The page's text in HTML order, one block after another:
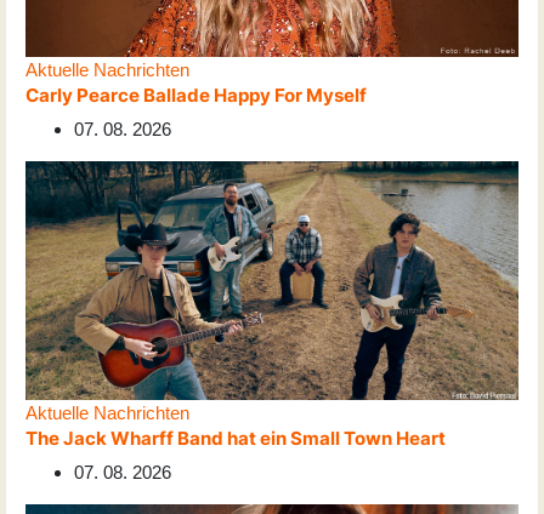
Aktuelle Nachrichten
Carly Pearce Ballade Happy For Myself
07. 08. 2026
Aktuelle Nachrichten
The Jack Wharff Band hat ein Small Town Heart
07. 08. 2026